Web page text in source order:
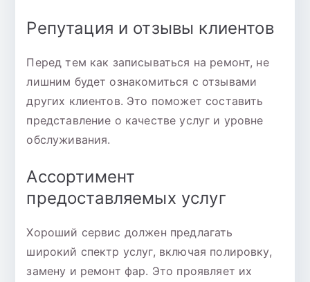
Репутация и отзывы клиентов
Перед тем как записываться на ремонт, не
лишним будет ознакомиться с отзывами
других клиентов. Это поможет составить
представление о качестве услуг и уровне
обслуживания.
Ассортимент
предоставляемых услуг
Хороший сервис должен предлагать
широкий спектр услуг, включая полировку,
замену и ремонт фар. Это проявляет их